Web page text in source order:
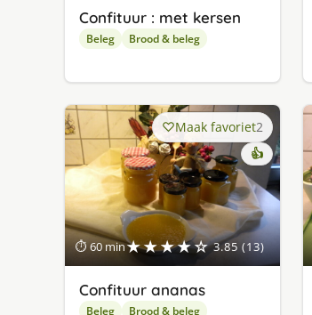
Confituur : met kersen
Beleg Brood & beleg
⏱ 60 min★★★★☆ 3.85 (13)
Maak favoriet2
👍
Confituur ananas
Beleg Brood & beleg